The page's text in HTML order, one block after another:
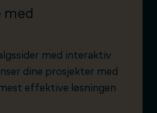
med
med interaktiv
dine prosjekter med
effektive løsningen